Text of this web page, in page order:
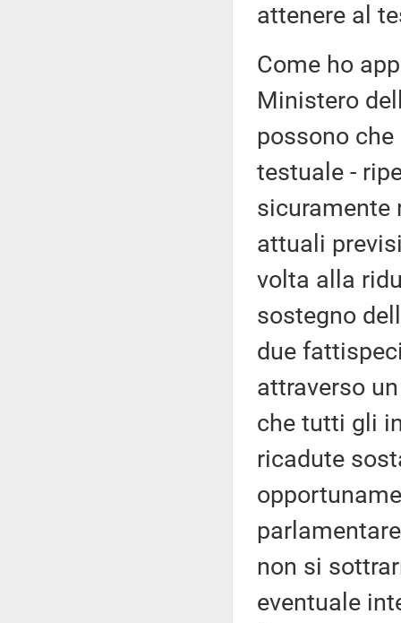
attenere al
Come ho
Ministero
possono
testuale -
sicuramente
attuali
volta alla
sostegno
due
attraverso
che tutti gli
ricadute
non si
eventuale